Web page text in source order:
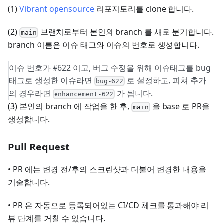
(1)Vibrant opensource 리포지토리를 clone 합니다.
(2) main 브랜치로부터 본인의 branch 를 새로 분기합니다.
branch 이름은 이슈 태그와 이슈의 번호로 생성합니다.
이슈 번호가 #622 이고, 버그 수정을 위해 이슈태그를 bug
태그로 생성한 이슈라면
bug-622 로 설정하고, 피쳐 추가
의 경우라면
enhancement-622 가 됩니다.
(3) 본인의 branch 에 작업을 한 후, main 을 base 로 PR을
생성합니다.
Pull Request
• PR 에는 변경 전/후의 스크린샷과 더불어 변경한 내용을
기술합니다.
• PR 은 자동으로 등록되어있는 CI/CD 체크를 통과해야 리
뷰 단계를 거칠 수 있습니다.